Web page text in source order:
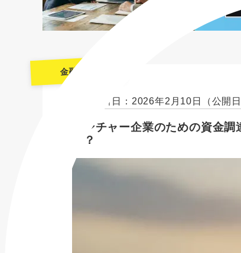
金融機関
最終更新日：2026年2月10日 （公開
ベンチャー企業のための資金
は？